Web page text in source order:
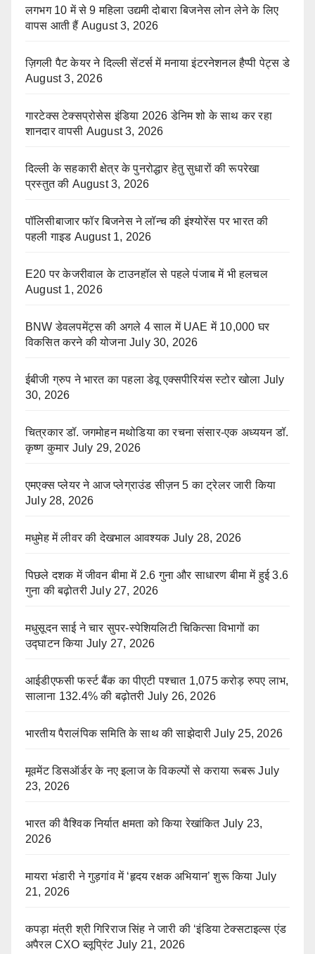
लगभग 10 में से 9 महिला उद्यमी दोबारा बिजनेस लोन लेने के लिए
वापस आती हैं August 3, 2026
ज़िगली पैट केयर ने दिल्ली सेंटर्स में मनाया इंटरनेशनल हैप्पी पेट्स डे
August 3, 2026
गारटेक्स टेक्सप्रोसेस इंडिया 2026 डेनिम शो के साथ कर रहा
शानदार वापसी August 3, 2026
दिल्ली के सहकारी क्षेत्र के पुनरोद्धार हेतु सुधारों की रूपरेखा
प्रस्तुत की August 3, 2026
पॉलिसीबाजार फॉर बिजनेस ने लॉन्च की इंश्योरेंस पर भारत की
पहली गाइड August 1, 2026
E20 पर केजरीवाल के टाउनहॉल से पहले पंजाब में भी हलचल
August 1, 2026
BNW डेवलपमेंट्स की अगले 4 साल में UAE में 10,000 घर
विकसित करने की योजना July 30, 2026
ईबीजी ग्रुप ने भारत का पहला डेवू एक्सपीरियंस स्टोर खोला July
30, 2026
चित्रकार डॉ. जगमोहन मथोडिया का रचना संसार-एक अध्ययन डॉ.
कृष्ण कुमार July 29, 2026
एमएक्स प्लेयर ने आज प्लेग्राउंड सीज़न 5 का ट्रेलर जारी किया
July 28, 2026
मधुमेह में लीवर की देखभाल आवश्यक July 28, 2026
पिछले दशक में जीवन बीमा में 2.6 गुना और साधारण बीमा में हुई 3.6
गुना की बढ़ोतरी July 27, 2026
मधुसूदन साई ने चार सुपर-स्पेशियलिटी चिकित्सा विभागों का
उद्घाटन किया July 27, 2026
आईडीएफसी फर्स्ट बैंक का पीएटी पश्चात 1,075 करोड़ रुपए लाभ,
सालाना 132.4% की बढ़ोतरी July 26, 2026
भारतीय पैरालंपिक समिति के साथ की साझेदारी July 25, 2026
मूवमेंट डिसऑर्डर के नए इलाज के विकल्पों से कराया रूबरू July
23, 2026
भारत की वैश्विक निर्यात क्षमता को किया रेखांकित July 23,
2026
मायरा भंडारी ने गुड़गांव में ‘हृदय रक्षक अभियान’ शुरू किया July
21, 2026
कपड़ा मंत्री श्री गिरिराज सिंह ने जारी की ‘इंडिया टेक्सटाइल्स एंड
अपैरल CXO ब्लूप्रिंट July 21, 2026